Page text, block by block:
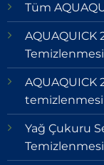
Tüm
Temizlenmesi
temizlenmesi
Yağ Çukuru
Temizlenmesi